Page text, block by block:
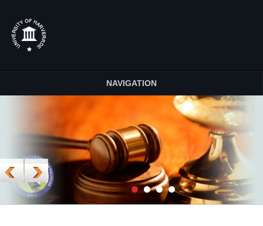
NAVIGATION